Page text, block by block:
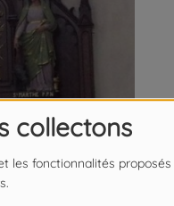
collectons
les fonctionnalités